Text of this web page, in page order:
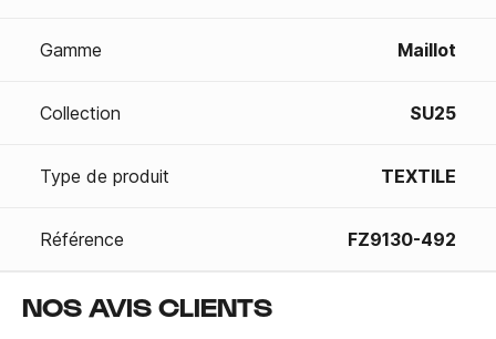
Gamme Maillot
Collection SU25
Type de produit TEXTILE
Référence FZ9130-492
NOS AVIS CLIENTS